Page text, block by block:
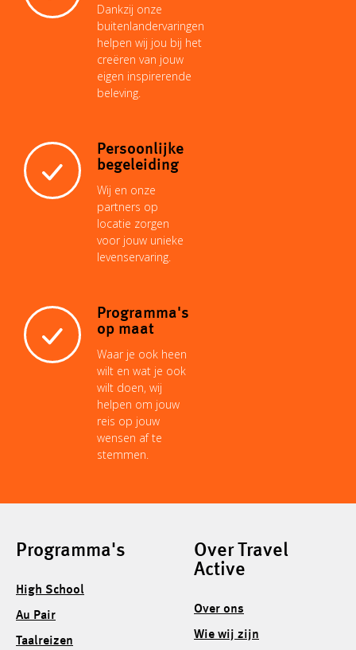
Dankzij onze
buitenlandervaringen
helpen wij jou bij het
creëren van jouw
eigen inspirerende
beleving.
Persoonlijke
begeleiding
Wij en onze
partners op
locatie zorgen
voor jouw unieke
levenservaring.
Programma's
op maat
Waar je ook heen
wilt en wat je ook
wilt doen, wij
helpen om jouw
reis op jouw
wensen af te
stemmen.
Programma's
High School
Au Pair
Taalreizen
Over Travel
Active
Over ons
Wie wij zijn